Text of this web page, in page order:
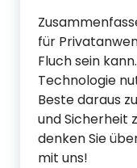
für
Fluch sein
Technologie
Beste daraus
und Sicherheit
denken Sie
mit uns!